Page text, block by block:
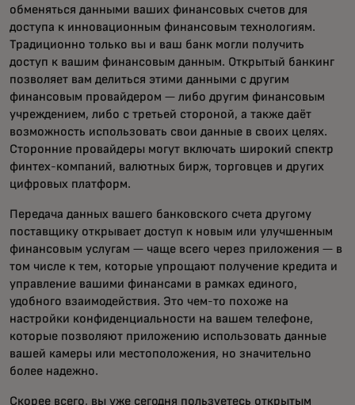
обменяться данными ваших финансовых счетов для
доступа к инновационным финансовым технологиям.
Традиционно только вы и ваш банк могли получить
доступ к вашим финансовым данным. Открытый банкинг
позволяет вам делиться этими данными с другим
финансовым провайдером — либо другим финансовым
учреждением, либо с третьей стороной, а также даёт
возможность использовать свои данные в своих целях.
Сторонние провайдеры могут включать широкий спектр
финтех-компаний, валютных бирж, торговцев и других
цифровых платформ.
Передача данных вашего банковского счета другому
поставщику открывает доступ к новым или улучшенным
финансовым услугам — чаще всего через приложения — в
том числе к тем, которые упрощают получение кредита и
управление вашими финансами в рамках единого,
удобного взаимодействия. Это чем-то похоже на
настройки конфиденциальности на вашем телефоне,
которые позволяют приложению использовать данные
вашей камеры или местоположения, но значительно
более надежно.
Скорее всего, вы уже сегодня пользуетесь открытым